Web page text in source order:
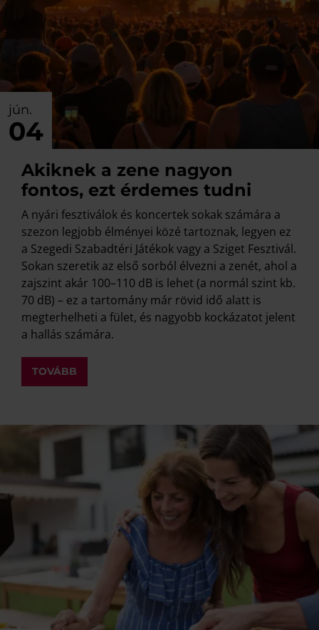
jún.
04
Akiknek a zene nagyon
fontos, ezt érdemes tudni
A nyári fesztiválok és koncertek sokak számára a
szezon legjobb élményei közé tartoznak, legyen ez
a Szegedi Szabadtéri Játékok vagy a Sziget Fesztivál.
Sokan szeretik az első sorból élvezni a zenét, ahol a
zajszint akár 100–110 dB is lehet (a normál szint kb.
70 dB) – ez a tartomány már rövid idő alatt is
megterhelheti a fület, és nagyobb kockázatot jelent
a hallás számára.
TOVÁBB